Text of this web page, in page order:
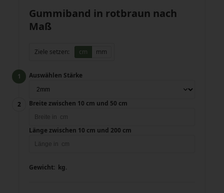
Gummiband in rotbraun nach
Maß
Ziele setzen: cm mm
Auswählen Stärke
Breite zwischen 10 cm und 50 cm
Länge zwischen 10 cm und 200 cm
Gewicht: kg.